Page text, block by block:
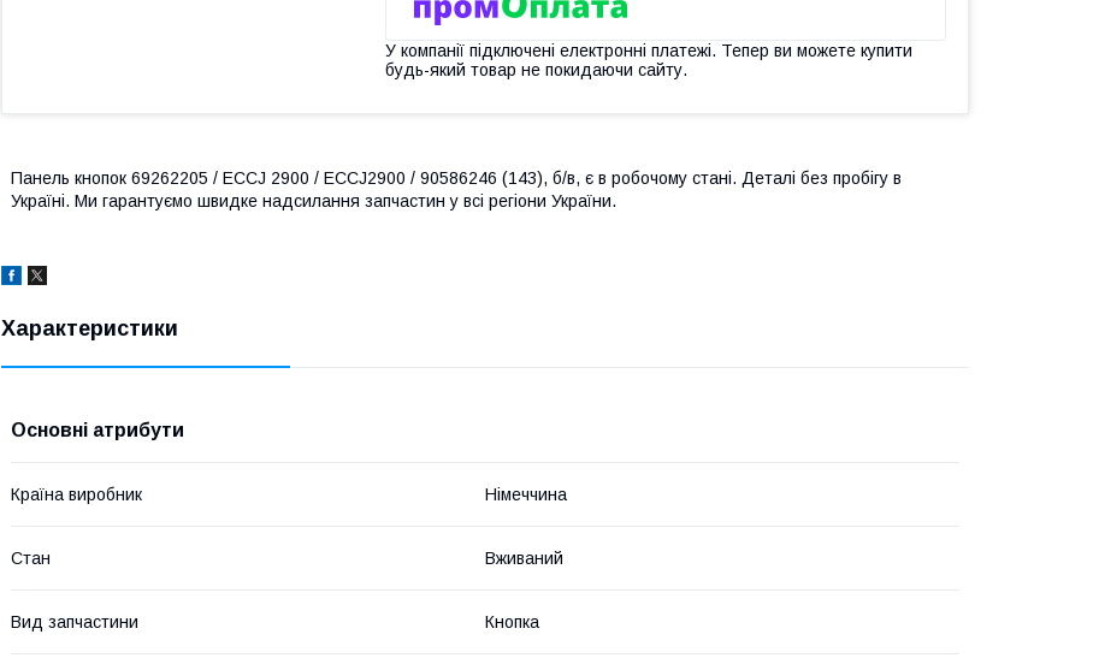
У компанії підключені електронні платежі. Тепер ви можете купити
будь-який товар не покидаючи сайту.
Панель кнопок 69262205 / ECCJ 2900 / ECCJ2900 / 90586246 (143), б/в, є в робочому стані. Деталі без пробігу в
Україні. Ми гарантуємо швидке надсилання запчастин у всі регіони України.
Характеристики
Основні атрибути
Країна виробник Німеччина
Стан Вживаний
Вид запчастини Кнопка